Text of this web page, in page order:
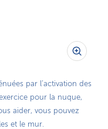
par l’activation des
pour la nuque,
aider, vous pouvez
et le mur.